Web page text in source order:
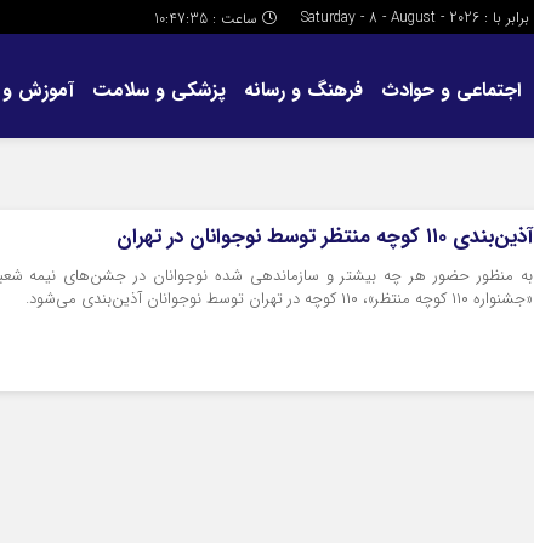
برابر با : Saturday - 8 - August - 2026 ساعت : 10:47:35
اجتماعی و حوادث فرهنگ و رسانه پزشکی و سلامت آموزش
آذین‌بندی ۱۱۰ کوچه منتظر توسط نوجوانان در تهران
به منظور حضور هر چه بیشتر و سازماندهی شده نوجوانان در جشن‌های نیمه
«جشنواره ۱۱۰ کوچه منتظر»، ۱۱۰ کوچه در تهران توسط نوجوانان آذین‌بندی می‌شود.